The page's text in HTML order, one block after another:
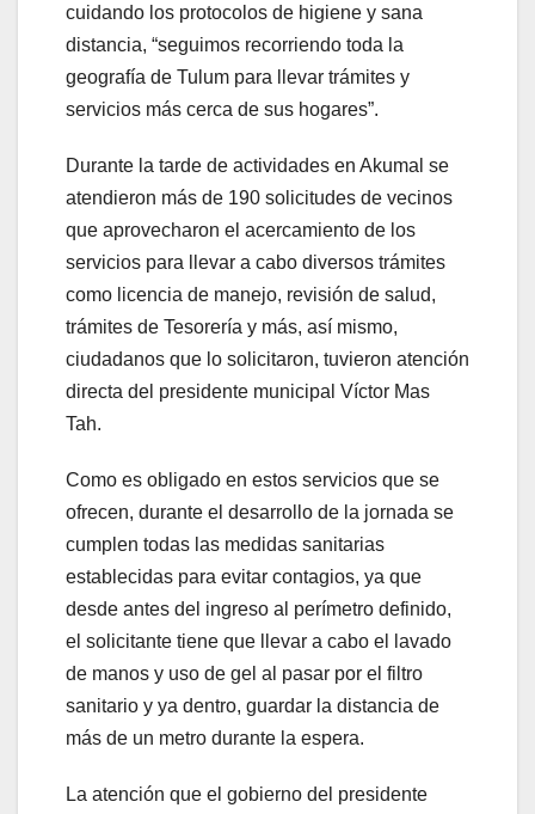
cuidando los protocolos de higiene y sana
distancia, “seguimos recorriendo toda la
geografía de Tulum para llevar trámites y
servicios más cerca de sus hogares”.
Durante la tarde de actividades en Akumal se
atendieron más de 190 solicitudes de vecinos
que aprovecharon el acercamiento de los
servicios para llevar a cabo diversos trámites
como licencia de manejo, revisión de salud,
trámites de Tesorería y más, así mismo,
ciudadanos que lo solicitaron, tuvieron atención
directa del presidente municipal Víctor Mas
Tah.
Como es obligado en estos servicios que se
ofrecen, durante el desarrollo de la jornada se
cumplen todas las medidas sanitarias
establecidas para evitar contagios, ya que
desde antes del ingreso al perímetro definido,
el solicitante tiene que llevar a cabo el lavado
de manos y uso de gel al pasar por el filtro
sanitario y ya dentro, guardar la distancia de
más de un metro durante la espera.
La atención que el gobierno del presidente